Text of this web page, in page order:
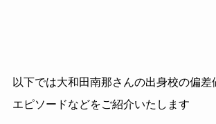
以下では大和田南那さんの出身校の偏差
エピソードなどをご紹介いたします